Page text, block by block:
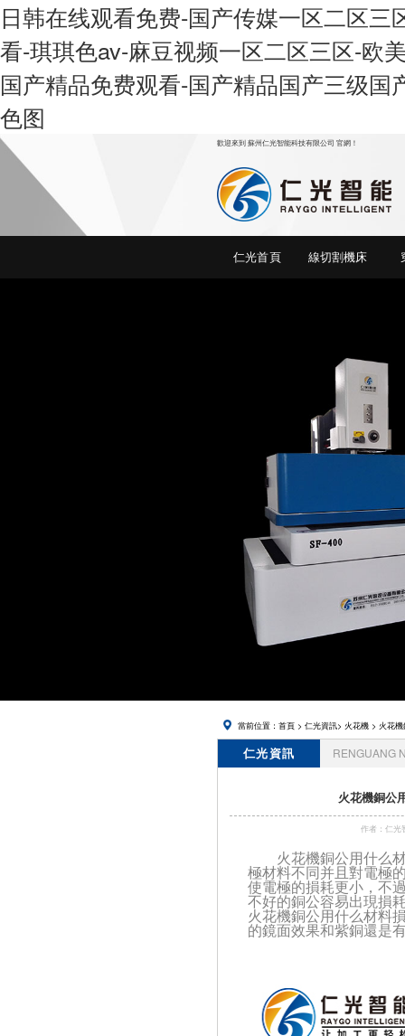
日韩在线观看免费-国产传媒一区二区
看-琪琪色av-麻豆视频一区二区三区-欧
国产精品免费观看-国产精品国产三级
色图
歡迎來到 蘇州仁光智能科技有限公司 官網！
切割,線切割機床,中走絲線切割 ,中走
仁光首頁 線切割機床
當前位置： 首頁> 仁光資訊> 火花機> 火花機
仁光資訊 RENGUANG
火花機銅公
作者：仁光
火花機銅公用什么
極材料不同并且對電極
使電極的損耗更小，不
不好的銅公容易出現損
火花機銅公用什么材料
的鏡面效果和紫銅還是